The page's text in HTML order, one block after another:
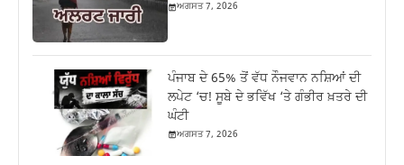
ਅਗਸਤ 7, 2026
ਪੰਜਾਬ ਦੇ 65% ਤੋਂ ਵੱਧ ਨੌਜਵਾਨ ਨਸ਼ਿਆਂ ਦੀ
ਲਪੇਟ ‘ਚ! ਸੂਬੇ ਦੇ ਭਵਿੱਖ ‘ਤੇ ਗੰਭੀਰ ਖ਼ਤਰੇ ਦੀ
ਘੰਟੀ
ਅਗਸਤ 7, 2026